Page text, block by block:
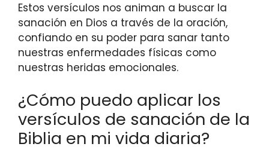
Estos versículos nos animan a buscar la
sanación en Dios a través de la oración,
confiando en su poder para sanar tanto
nuestras enfermedades físicas como
nuestras heridas emocionales.
¿Cómo puedo aplicar los
versículos de sanación de la
Biblia en mi vida diaria?